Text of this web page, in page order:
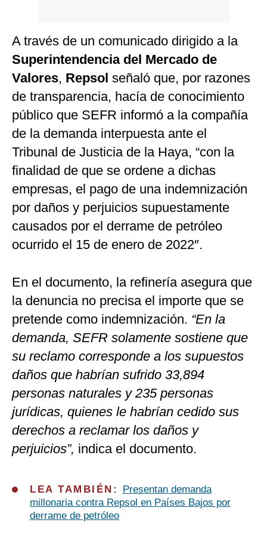
A través de un comunicado dirigido a la
Superintendencia del Mercado de
Valores, Repsol señaló que, por razones
de transparencia, hacía de conocimiento
público que SEFR informó a la compañía
de la demanda interpuesta ante el
Tribunal de Justicia de la Haya, “con la
finalidad de que se ordene a dichas
empresas, el pago de una indemnización
por daños y perjuicios supuestamente
causados por el derrame de petróleo
ocurrido el 15 de enero de 2022″.
En el documento, la refinería asegura que
la denuncia no precisa el importe que se
pretende como indemnización. “En la
demanda, SEFR solamente sostiene que
su reclamo corresponde a los supuestos
daños que habrían sufrido 33,894
personas naturales y 235 personas
jurídicas, quienes le habrían cedido sus
derechos a reclamar los daños y
perjuicios”, indica el documento.
LEA TAMBIÉN:
Presentan demanda
millonaria contra Repsol en Países Bajos por
derrame de petróleo